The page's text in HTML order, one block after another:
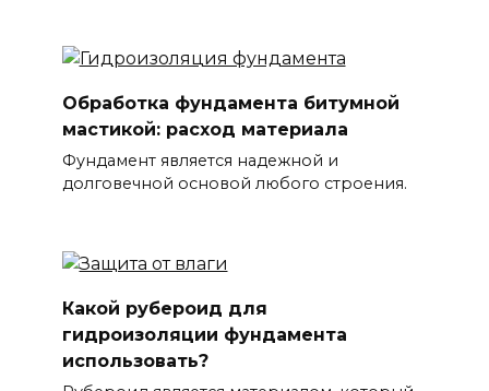
Обработка фундамента битумной
мастикой: расход материала
Фундамент является надежной и
долговечной основой любого строения.
Какой рубероид для
гидроизоляции фундамента
использовать?